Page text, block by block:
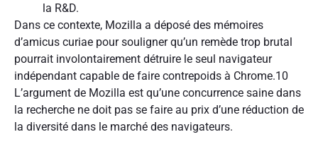
la R&D.
Dans ce contexte, Mozilla a déposé des mémoires
d’amicus curiae pour souligner qu’un remède trop brutal
pourrait involontairement détruire le seul navigateur
indépendant capable de faire contrepoids à Chrome.10
L’argument de Mozilla est qu’une concurrence saine dans
la recherche ne doit pas se faire au prix d’une réduction de
la diversité dans le marché des navigateurs.